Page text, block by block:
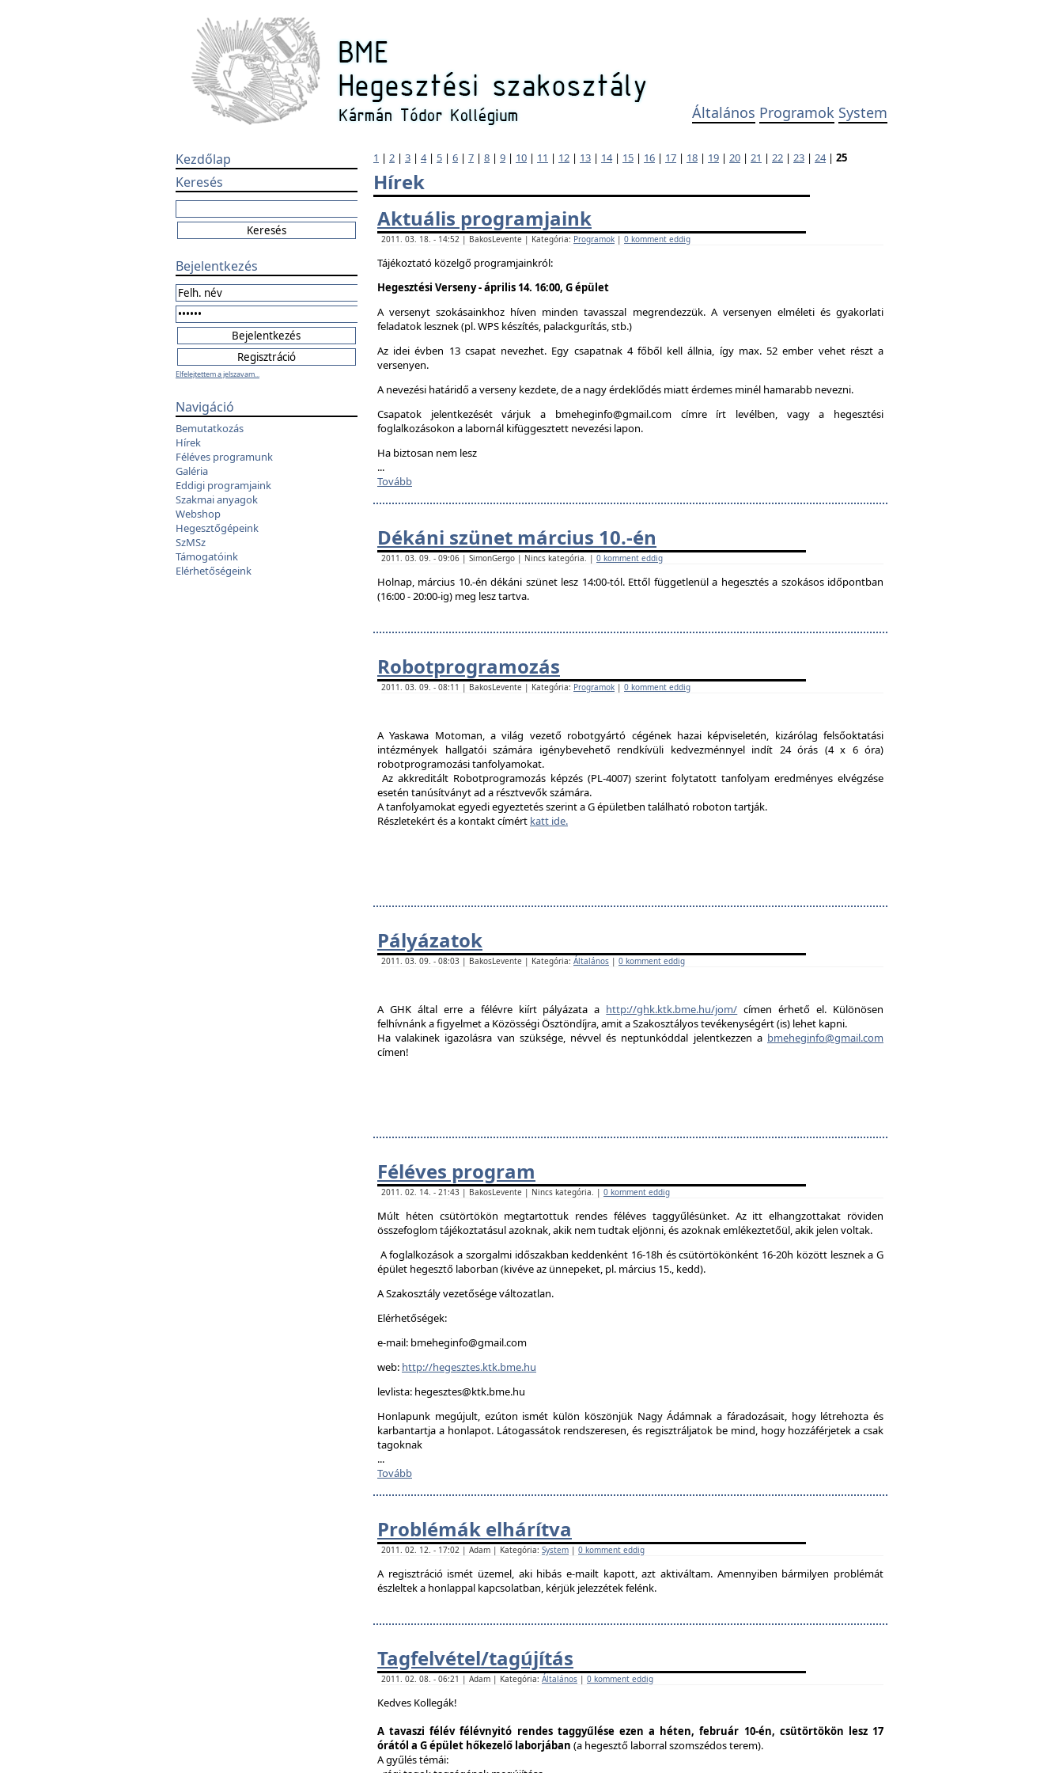
Általános Programok System
Kezdőlap
Keresés
Bejelentkezés
Elfelejtettem a jelszavam...
Navigáció
Bemutatkozás
Hírek
Féléves programunk
Galéria
Eddigi programjaink
Szakmai anyagok
Webshop
Hegesztőgépeink
SzMSz
Támogatóink
Elérhetőségeink
1 | 2 | 3 | 4| 5 | 6 | 7 | 8 | 9 | 10 | 11 | 12 | 13 | 14| 15 | 16 | 17 | 18 | 19 | 20 | 21 | 22 | 23 | 24| 25
Hírek
Aktuális programjaink
2011. 03. 18. - 14:52 | BakosLevente | Kategória: Programok | 0 komment eddig
Tájékoztató közelgő programjainkról:
Hegesztési Verseny - április 14. 16:00, G épület
A versenyt szokásainkhoz híven minden tavasszal megrendezzük. A versenyen elméleti és gyakorlati
feladatok lesznek (pl. WPS készítés, palackgurítás, stb.)
Az idei évben 13 csapat nevezhet. Egy csapatnak 4 főből kell állnia, így max. 52 ember vehet részt a
versenyen.
A nevezési határidő a verseny kezdete, de a nagy érdeklődés miatt érdemes minél hamarabb nevezni.
Csapatok jelentkezését várjuk a bmeheginfo@gmail.com címre írt levélben, vagy a hegesztési
foglalkozásokon a labornál kifüggesztett nevezési lapon.
Ha biztosan nem lesz
...
Tovább
Dékáni szünet március 10.-én
2011. 03. 09. - 09:06 | SimonGergo | Nincs kategória. | 0 komment eddig
Holnap, március 10.-én dékáni szünet lesz 14:00-tól. Ettől függetlenül a hegesztés a szokásos időpontban
(16:00 - 20:00-ig) meg lesz tartva.
Robotprogramozás
2011. 03. 09. - 08:11 | BakosLevente | Kategória: Programok | 0 komment eddig
A Yaskawa Motoman, a világ vezető robotgyártó cégének hazai képviseletén, kizárólag felsőoktatási
intézmények hallgatói számára igénybevehető rendkívüli kedvezménnyel indít 24 órás (4 x 6 óra)
robotprogramozási tanfolyamokat.
Az akkreditált Robotprogramozás képzés (PL-4007) szerint folytatott tanfolyam eredményes elvégzése
esetén tanúsítványt ad a résztvevők számára.
A tanfolyamokat egyedi egyeztetés szerint a G épületben található roboton tartják.
Részletekért és a kontakt címért katt ide.
Pályázatok
2011. 03. 09. - 08:03 | BakosLevente | Kategória: Általános | 0 komment eddig
A GHK által erre a félévre kiírt pályázata a http://ghk.ktk.bme.hu/jom/ címen érhető el. Különösen
felhívnánk a figyelmet a Közösségi Ösztöndíjra, amit a Szakosztályos tevékenységért (is) lehet kapni.
Ha valakinek igazolásra van szüksége, névvel és neptunkóddal jelentkezzen a bmeheginfo@gmail.com
címen!
Féléves program
2011. 02. 14. - 21:43 | BakosLevente | Nincs kategória. | 0 komment eddig
Múlt héten csütörtökön megtartottuk rendes féléves taggyűlésünket. Az itt elhangzottakat röviden
összefoglom tájékoztatásul azoknak, akik nem tudtak eljönni, és azoknak emlékeztetőül, akik jelen voltak.
A foglalkozások a szorgalmi időszakban keddenként 16-18h és csütörtökönként 16-20h között lesznek a G
épület hegesztő laborban (kivéve az ünnepeket, pl. március 15., kedd).
A Szakosztály vezetősége változatlan.
Elérhetőségek:
e-mail: bmeheginfo@gmail.com
web: http://hegesztes.ktk.bme.hu
levlista: hegesztes@ktk.bme.hu
Honlapunk megújult, ezúton ismét külön köszönjük Nagy Ádámnak a fáradozásait, hogy létrehozta és
karbantartja a honlapot. Látogassátok rendszeresen, és regisztráljatok be mind, hogy hozzáférjetek a csak
tagoknak
...
Tovább
Problémák elhárítva
2011. 02. 12. - 17:02 | Adam | Kategória: System | 0 komment eddig
A regisztráció ismét üzemel, aki hibás e-mailt kapott, azt aktiváltam. Amennyiben bármilyen problémát
észleltek a honlappal kapcsolatban, kérjük jelezzétek felénk.
Tagfelvétel/tagújítás
2011. 02. 08. - 06:21 | Adam | Kategória: Általános | 0 komment eddig
Kedves Kollegák!
A tavaszi félév félévnyitó rendes taggyűlése ezen a héten, február 10-én, csütörtökön lesz 17
órától a G épület hőkezelő laborjában (a hegesztő laborral szomszédos terem).
A gyűlés témái: